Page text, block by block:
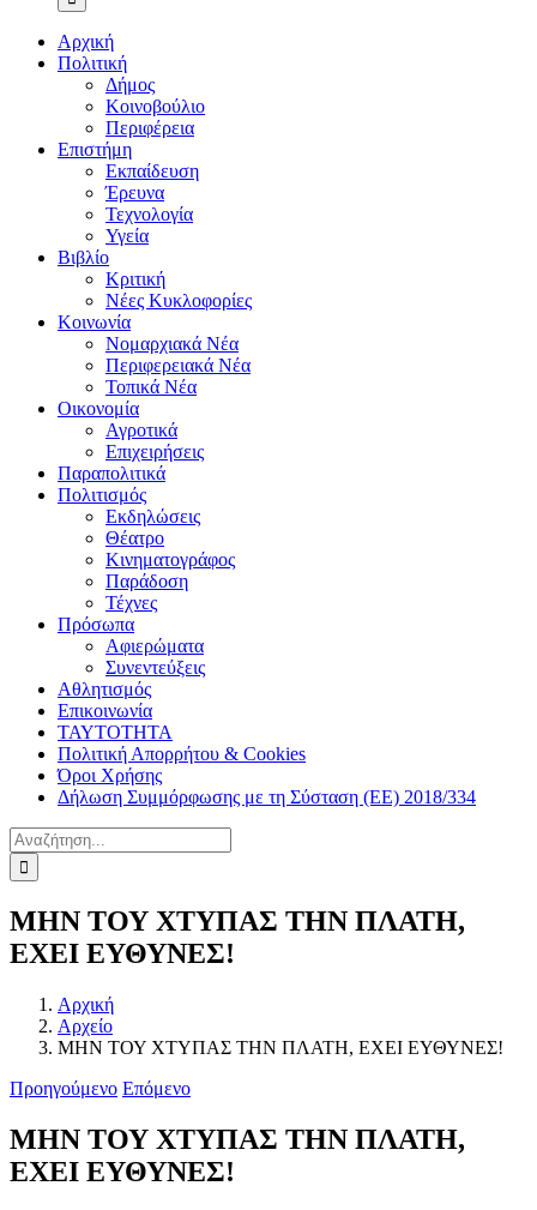
Αρχική
Πολιτική
Δήμος
Κοινοβούλιο
Περιφέρεια
Επιστήμη
Εκπαίδευση
Έρευνα
Τεχνολογία
Υγεία
Βιβλίο
Κριτική
Νέες Κυκλοφορίες
Κοινωνία
Νομαρχιακά Νέα
Περιφερειακά Νέα
Τοπικά Νέα
Οικονομία
Αγροτικά
Επιχειρήσεις
Παραπολιτικά
Πολιτισμός
Εκδηλώσεις
Θέατρο
Κινηματογράφος
Παράδοση
Τέχνες
Πρόσωπα
Αφιερώματα
Συνεντεύξεις
Αθλητισμός
Επικοινωνία
ΤΑΥΤΟΤΗΤΑ
Πολιτική Απορρήτου & Cookies
Όροι Χρήσης
Δήλωση Συμμόρφωσης με τη Σύσταση (ΕΕ) 2018/334
Αναζήτηση
για:
ΜΗΝ ΤΟΥ ΧΤΥΠΑΣ ΤΗΝ ΠΛΑΤΗ,
ΕΧΕΙ ΕΥΘΥΝΕΣ!
Αρχική
Αρχείο
ΜΗΝ ΤΟΥ ΧΤΥΠΑΣ ΤΗΝ ΠΛΑΤΗ, ΕΧΕΙ ΕΥΘΥΝΕΣ!
Προηγούμενο Επόμενο
ΜΗΝ ΤΟΥ ΧΤΥΠΑΣ ΤΗΝ ΠΛΑΤΗ,
ΕΧΕΙ ΕΥΘΥΝΕΣ!